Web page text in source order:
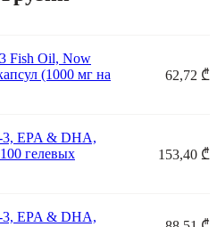
Fish Oil, Now
(1000 мг на
62,72 ₾
EPA & DHA,
гелевых
153,40 ₾
EPA & DHA,